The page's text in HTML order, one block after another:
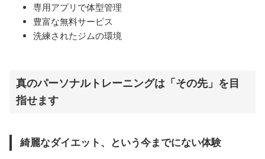
専用アプリで体型管理
豊富な無料サービス
洗練されたジムの環境
真のパーソナルトレーニングは「その先」を目
指せます
綺麗なダイエット、という今までにない体験